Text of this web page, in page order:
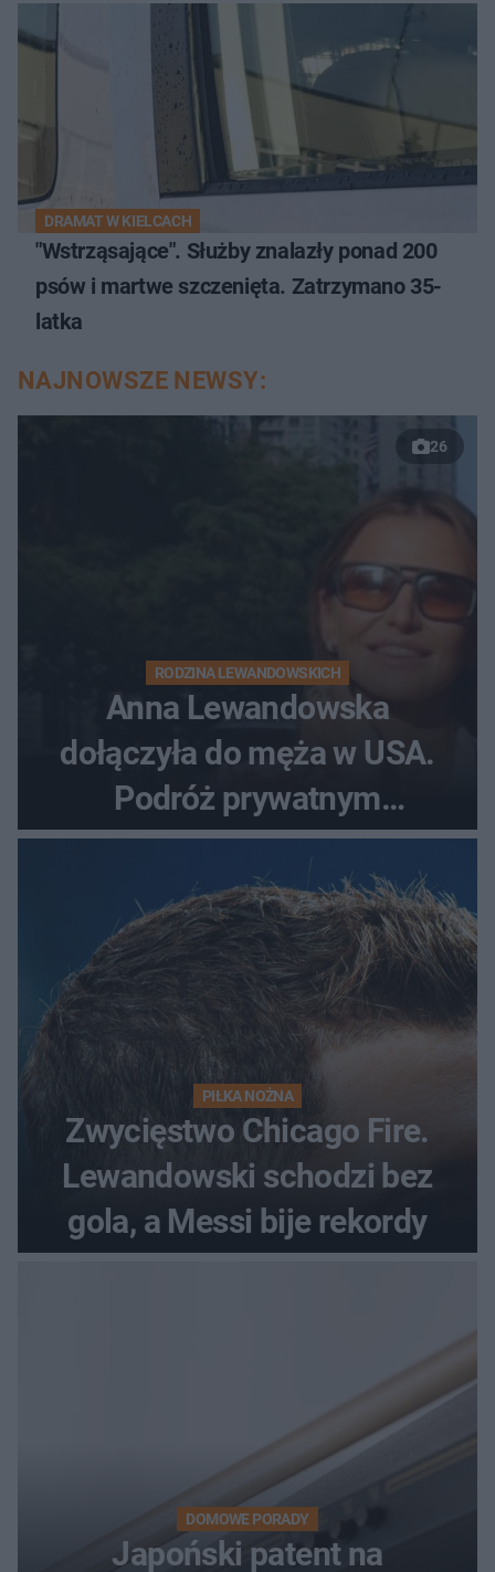
DRAMAT W KIELCACH
"Wstrząsające". Służby znalazły ponad 200
psów i martwe szczenięta. Zatrzymano 35-
latka
NAJNOWSZE NEWSY:
26
RODZINA LEWANDOWSKICH
Anna Lewandowska
dołączyła do męża w USA.
Podróż prywatnym
odrzutowcem to dopiero
początek!
PIŁKA NOŻNA
Zwycięstwo Chicago Fire.
Lewandowski schodzi bez
gola, a Messi bije rekordy
DOMOWE PORADY
Japoński patent na